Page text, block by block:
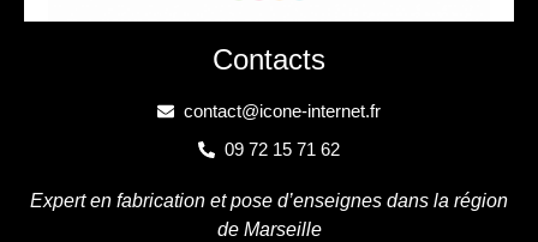
Contacts
contact@icone-internet.fr
09 72 15 71 62
Expert en fabrication et pose d’enseignes dans la région
de Marseille